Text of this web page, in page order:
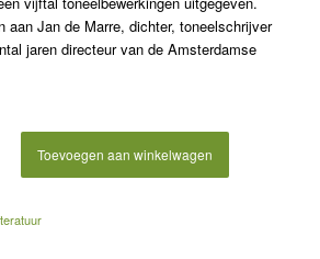
aan Jan de Marre, dichter, toneelschrijver
jaren directeur van de Amsterdamse
Toevoegen aan winkelwagen